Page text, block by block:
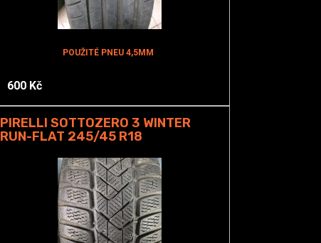
POUŽITÉ PNEU 4,5MM
600 Kč
PIRELLI SOTTOZERO 3 WINTER
RUN-FLAT 245/45 R18